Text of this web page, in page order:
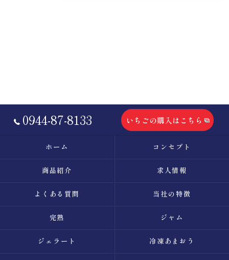
0944-87-8133 いちごの購入はこちら
ホーム コンセプト
商品紹介 求人情報
よくある質問 当社の特徴
完熟 ジャム
ジェラート 冷凍あまおう